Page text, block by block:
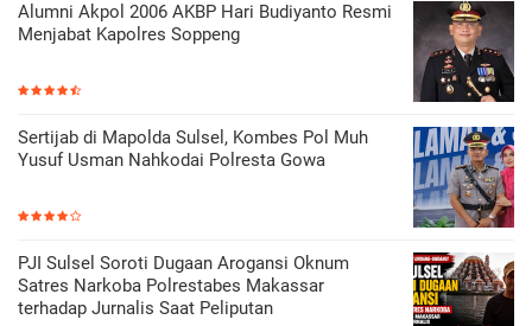
Alumni Akpol 2006 AKBP Hari Budiyanto Resmi
Menjabat Kapolres Soppeng
Sertijab di Mapolda Sulsel, Kombes Pol Muh
Yusuf Usman Nahkodai Polresta Gowa
PJI Sulsel Soroti Dugaan Arogansi Oknum
Satres Narkoba Polrestabes Makassar
terhadap Jurnalis Saat Peliputan